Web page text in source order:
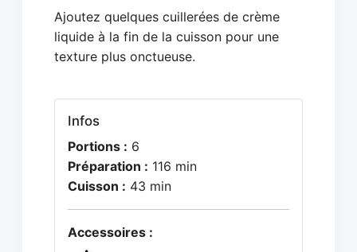
Ajoutez quelques cuillerées de crème
liquide à la fin de la cuisson pour une
texture plus onctueuse.
Infos
Portions : 6
Préparation : 116 min
Cuisson : 43 min
Accessoires :